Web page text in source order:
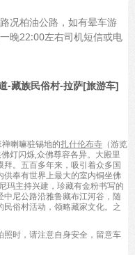
况柏油公路，如有晕车游
晚22:00左右司机短信或电
-藏族民俗村-拉萨[旅游车]
喇嘛驻锡地的扎什伦布寺 （游览
灯闪烁,众佛尊容各异。大殿里
。五百多年来，吸引着众多国
奉有世界上最大的室内铜坐佛
玛主持兴建，珍藏有金粉书写的
尼公路沿雅鲁藏布江河谷，随
俗村活动，领略藏家文化。之
时，请注意自身安全，留意车